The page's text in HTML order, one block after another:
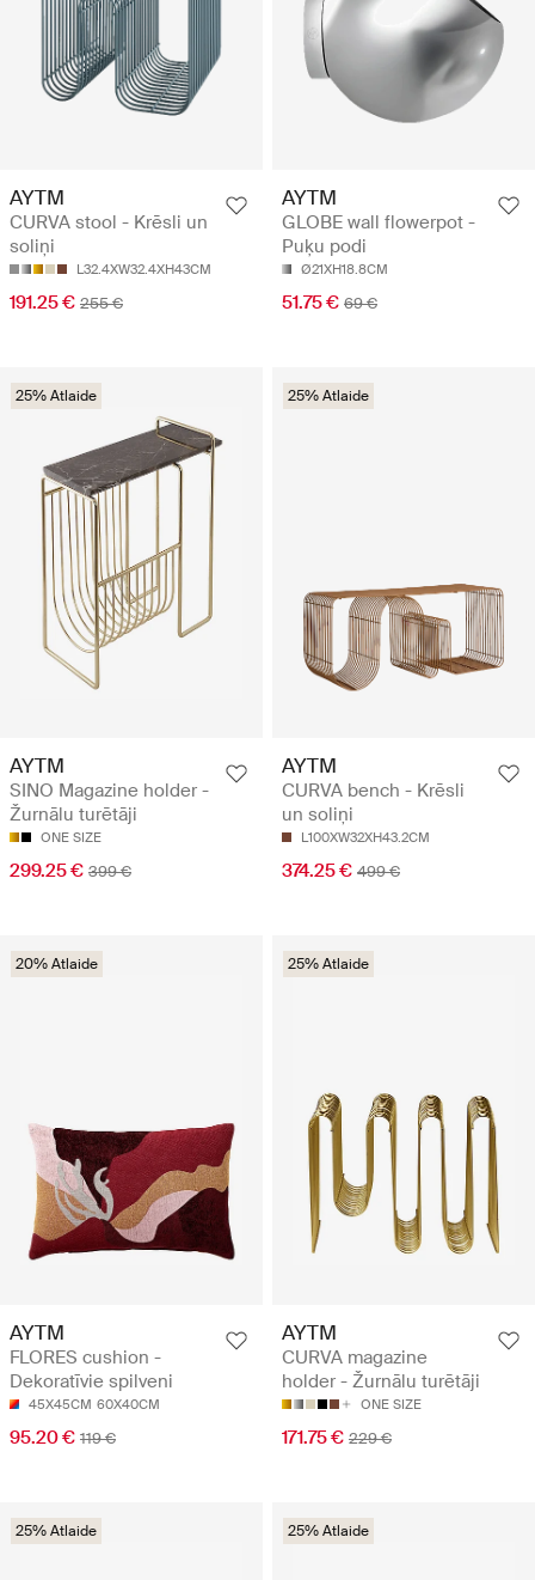
AYTM
CURVA stool - Krēsli un
soliņi
L32.4XW32.4XH43CM
191.25 € 255 €
AYTM
GLOBE wall flowerpot -
Puķu podi
Ø21XH18.8CM
51.75 € 69 €
25% Atlaide
AYTM
SINO Magazine holder -
Žurnālu turētāji
ONE SIZE
299.25 € 399 €
25% Atlaide
AYTM
CURVA bench - Krēsli
un soliņi
L100XW32XH43.2CM
374.25 € 499 €
20% Atlaide
AYTM
FLORES cushion -
Dekoratīvie spilveni
45X45CM 60X40CM
95.20 € 119 €
25% Atlaide
AYTM
CURVA magazine
holder - Žurnālu turētāji
ONE SIZE
171.75 € 229 €
25% Atlaide 25% Atlaide